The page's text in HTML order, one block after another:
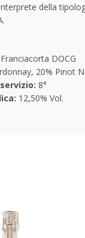
della
DOCG
20% Pinot
8°
12,50% Vol.